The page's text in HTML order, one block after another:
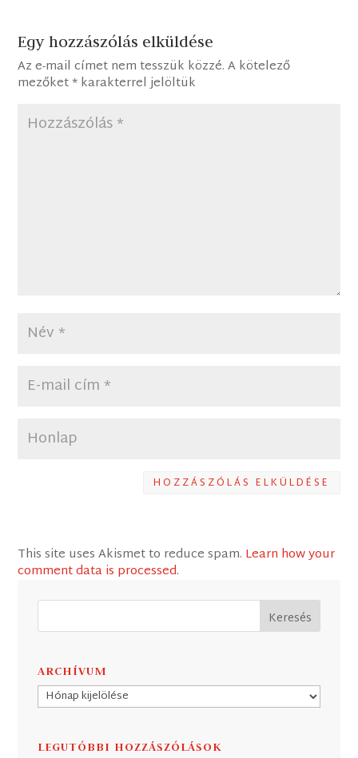
Egy hozzászólás elküldése
Az e-mail címet nem tesszük közzé. A kötelező
mezőket*karakterrel jelöltük
HOZZÁSZÓLÁS ELKÜLDÉSE
This site uses Akismet to reduce spam. Learn how your
comment data is processed.
ARCHÍVUM
Archívum
LEGUTÓBBI HOZZÁSZÓLÁSOK